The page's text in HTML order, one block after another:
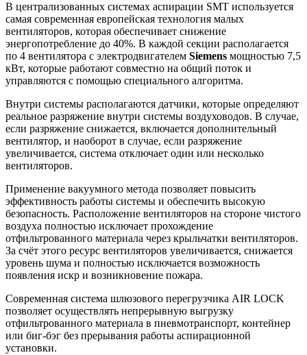
В централизованных системах аспирации SMT используется
самая современная европейская технология малых
вентиляторов, которая обеспечивает снижение
энергопотребление до 40%. В каждой секции располагается
по 4 вентилятора с электродвигателем Siemens мощностью 7,5
кВт, которые работают совместно на общий поток и
управляются с помощью специального алгоритма.
Внутри системы располагаются датчики, которые определяют
реальное разряжение внутри системы воздуховодов. В случае,
если разряжение снижается, включается дополнительный
вентилятор, и наоборот в случае, если разряжение
увеличивается, система отключает один или несколько
вентиляторов.
Применение вакуумного метода позволяет повысить
эффективность работы системы и обеспечить высокую
безопасность. Расположение вентиляторов на стороне чистого
воздуха полностью исключает прохождение
отфильтрованного материала через крыльчатки вентиляторов.
За счёт этого ресурс вентиляторов увеличивается, снижается
уровень шума и полностью исключается возможность
появления искр и возникновение пожара.
Современная система шлюзового перегрузчика AIR LOCK
позволяет осуществлять непрерывную выгрузку
отфильтрованного материала в пневмотранспорт, контейнер
или биг-бэг без прерывания работы аспирационной
установки.